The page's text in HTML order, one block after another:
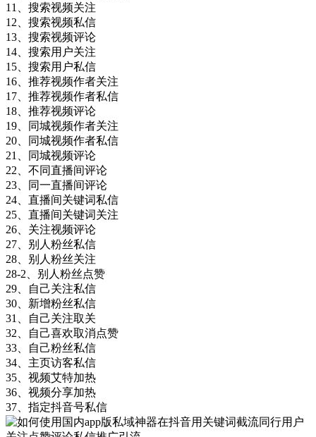
11、搜索视频关注
12、搜索视频私信
13、搜索视频评论
14、搜索用户关注
15、搜索用户私信
16、推荐视频作者关注
17、推荐视频作者私信
18、推荐视频评论
19、同城视频作者关注
20、同城视频作者私信
21、同城视频评论
22、不同直播间评论
23、同一直播间评论
24、直播间关键词私信
25、直播间关键词关注
26、关注视频评论
27、别人粉丝私信
28、别人粉丝关注
28-2、别人粉丝点赞
29、自己关注私信
30、新增粉丝私信
31、自己关注取关
32、自己喜欢取消点赞
33、自己粉丝私信
34、主页访客私信
35、视频艾特加热
36、视频分享加热
37、指定抖音号私信